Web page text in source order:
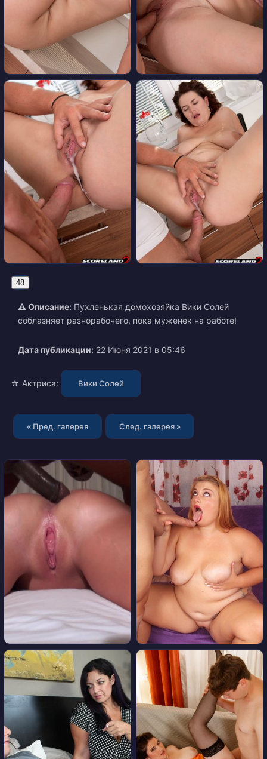
48
⚠ Описание: Пухленькая домохозяйка Вики Солей
соблазняет разнорабочего, пока муженек на работе!
Дата публикации: 22 Июня 2021 в 05:46
☆ Актриса: Вики Солей
« Пред. галерея След. галерея »